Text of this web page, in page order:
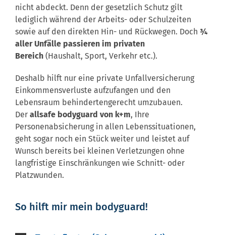
nicht abdeckt. Denn der gesetzlich Schutz gilt
lediglich während der Arbeits- oder Schulzeiten
sowie auf den direkten Hin- und Rückwegen. Doch ¾
aller Unfälle passieren im privaten
Bereich(Haushalt, Sport, Verkehr etc.).
Deshalb hilft nur eine private Unfallversicherung
Einkommensverluste aufzufangen und den
Lebensraum behindertengerecht umzubauen.
Der allsafe bodyguard von k+m, Ihre
Personenabsicherung in allen Lebenssituationen,
geht sogar noch ein Stück weiter und leistet auf
Wunsch bereits bei kleinen Verletzungen ohne
langfristige Einschränkungen wie Schnitt- oder
Platzwunden.
So hilft mir mein bodyguard!